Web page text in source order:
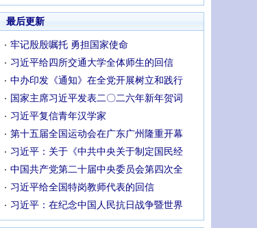
最后更新
牢记殷殷嘱托 勇担国家使命
习近平给四所交通大学全体师生的回信
中办印发《通知》在全党开展树立和践行
国家主席习近平发表二〇二六年新年贺词
习近平复信青年汉学家
第十五届全国运动会在广东广州隆重开幕
习近平：关于《中共中央关于制定国民经
中国共产党第二十届中央委员会第四次全
习近平给全国特岗教师代表的回信
习近平：在纪念中国人民抗日战争暨世界